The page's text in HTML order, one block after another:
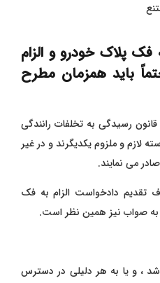
فک پلاک خودرو و الزام
باید همزمان مطرح
برخی از محاکم به دلالت مادۀ ۲۹ قانون رسیدگی به تخلفات رانندگی
خواسته لازم و ملزوم یکدیگرند و در غیر
می نمایند.
تقدیم دادخواست الزام به فک
صواب نیز همین نظر است.
، و یا به هر دلیلی در دسترس